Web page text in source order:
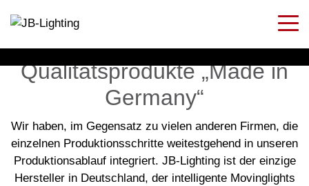
Qualitätsprodukte „Made in
Germany“
Wir haben, im Gegensatz zu vielen anderen Firmen, die
einzelnen Produktionsschritte weitestgehend in unseren
Produktionsablauf integriert. JB-Lighting ist der einzige
Hersteller in Deutschland, der intelligente Movinglights